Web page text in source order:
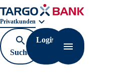
Geschäftsbereichnavigation. Aktuelle Auswahl:
Privatkunden
Suche
öffnen
Login
Navigation öffnen